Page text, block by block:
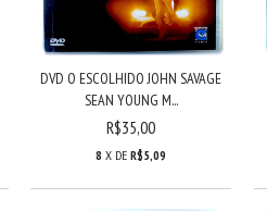
DVD O ESCOLHIDO JOHN SAVAGE
SEAN YOUNG M...
R$35,00
8 X DER$5,09